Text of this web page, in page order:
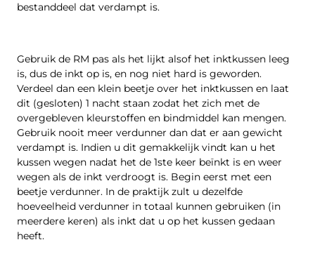
bestanddeel dat verdampt is.
Gebruik de RM pas als het lijkt alsof het inktkussen leeg
is, dus de inkt op is, en nog niet hard is geworden.
Verdeel dan een klein beetje over het inktkussen en laat
dit (gesloten) 1 nacht staan zodat het zich met de
overgebleven kleurstoffen en bindmiddel kan mengen.
Gebruik nooit meer verdunner dan dat er aan gewicht
verdampt is. Indien u dit gemakkelijk vindt kan u het
kussen wegen nadat het de 1ste keer beïnkt is en weer
wegen als de inkt verdroogt is. Begin eerst met een
beetje verdunner. In de praktijk zult u dezelfde
hoeveelheid verdunner in totaal kunnen gebruiken (in
meerdere keren) als inkt dat u op het kussen gedaan
heeft.